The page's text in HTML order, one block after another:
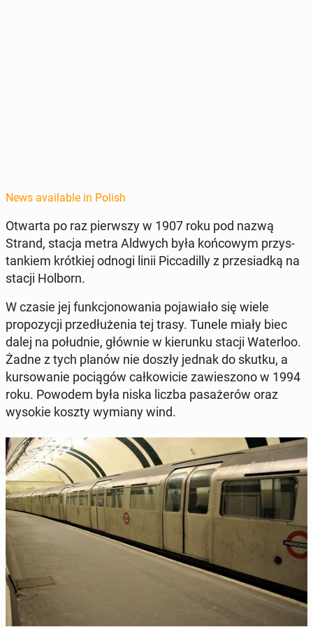
News available in Polish
Otwarta po raz pier­wszy w 1907 roku pod nazwą
Strand, stacja metra Aldwych była koń­cowym przys­
tankiem krótkiej odnogi linii Pic­cadil­ly z prze­si­ad­ką na
stacji Holborn.
W czasie jej funkcjonowa­nia po­jaw­iało się wiele
propozy­cji przedłuże­nia tej trasy. Tunele miały biec
dalej na połud­nie, głównie w kierunku stacji Wa­ter­loo.
Żadne z tych planów nie doszły jednak do skutku, a
kur­sowanie pociągów całkowicie za­w­ies­zono w 1994
roku. Powodem była niska liczba pasażerów oraz
wysokie koszty wymiany wind.